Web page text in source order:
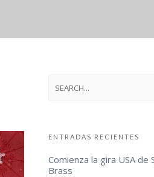
ENTRADAS RECIENTES
Comienza la gira USA de
Brass